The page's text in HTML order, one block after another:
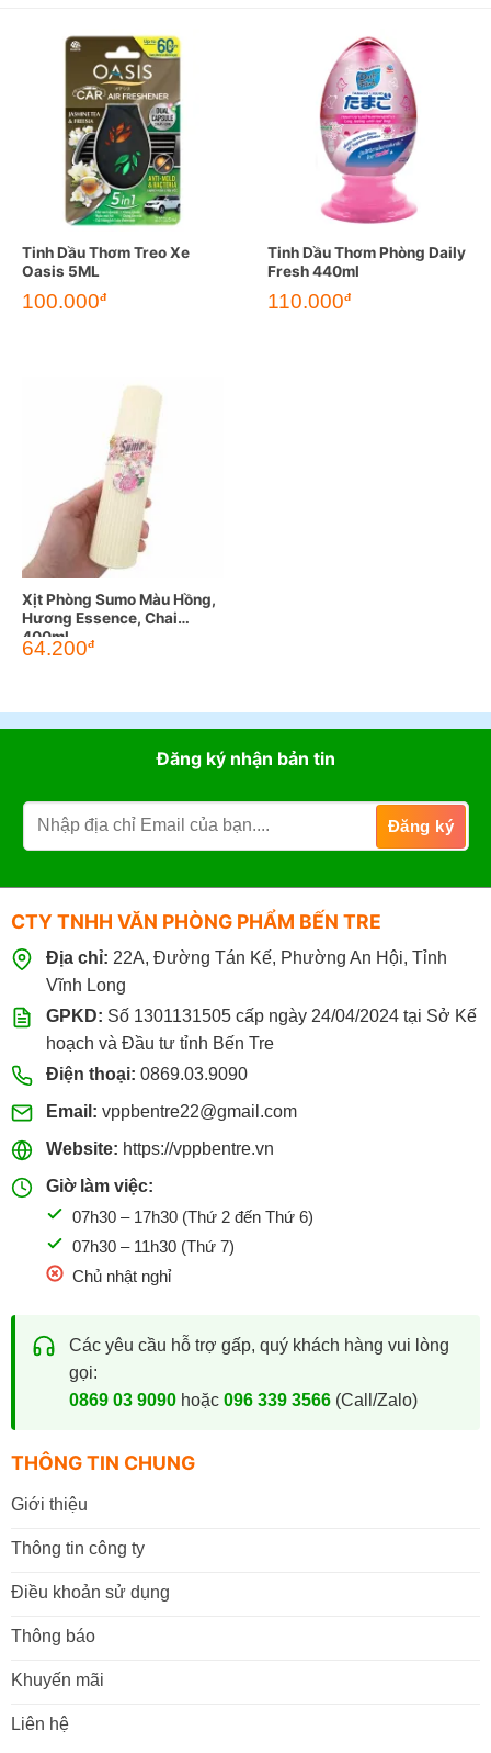
Tinh Dầu Thơm Treo Xe
Oasis 5ML
100.000đ
Tinh Dầu Thơm Phòng Daily
Fresh 440ml
110.000đ
Xịt Phòng Sumo Màu Hồng,
Hương Essence, Chai
400ml
64.200đ
Đăng ký nhận bản tin
CTY TNHH VĂN PHÒNG PHẨM BẾN TRE
Địa chỉ: 22A, Đường Tán Kế, Phường An Hội, Tỉnh
Vĩnh Long
GPKD: Số 1301131505 cấp ngày 24/04/2024 tại Sở Kế
hoạch và Đầu tư tỉnh Bến Tre
Điện thoại: 0869.03.9090
Email: vppbentre22@gmail.com
Website: https://vppbentre.vn
Giờ làm việc:
07h30 – 17h30 (Thứ 2 đến Thứ 6)
07h30 – 11h30 (Thứ 7)
Chủ nhật nghỉ
Các yêu cầu hỗ trợ gấp, quý khách hàng vui lòng
gọi:
0869 03 9090hoặc 096 339 3566(Call/Zalo)
THÔNG TIN CHUNG
Giới thiệu
Thông tin công ty
Điều khoản sử dụng
Thông báo
Khuyến mãi
Liên hệ